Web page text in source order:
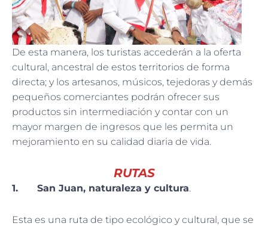
De esta manera, los turistas accederán a la oferta
cultural, ancestral de estos territorios de forma
directa; y los artesanos, músicos, tejedoras y demás
pequeños comerciantes podrán ofrecer sus
productos sin intermediación y contar con un
mayor margen de ingresos que les permita un
mejoramiento en su calidad diaria de vida.
RUTAS
1. San Juan, naturaleza y cultura.
Esta es una ruta de tipo ecológico y cultural, que se